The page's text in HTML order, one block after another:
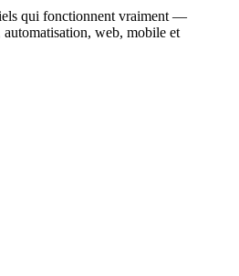
qui fonctionnent vraiment —
web, mobile et